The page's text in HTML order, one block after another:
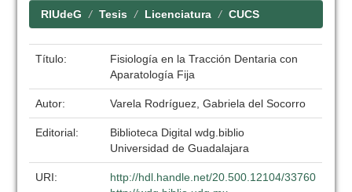
RIUdeG Tesis Licenciatura CUCS
Título:
Fisiología en la Tracción Dentaria con
Aparatología Fija
Autor: Varela Rodríguez, Gabriela del Socorro
Editorial:
Biblioteca Digital wdg.biblio
Universidad de Guadalajara
URI:
http://hdl.handle.net/20.500.12104/33760